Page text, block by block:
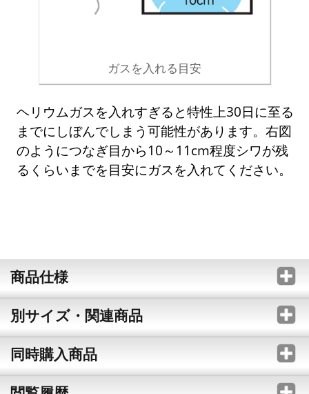
ガスを入れる目安
ヘリウムガスを入れすぎると特性上30日に至る
までにしぼんでしまう可能性があります。右図
のようにつなぎ目から10～11cm程度シワが残
るくらいまでを目安にガスを入れてください。
商品仕様
別サイズ・関連商品
同時購入商品